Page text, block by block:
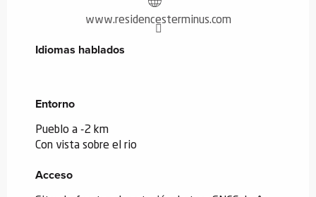
www.residencesterminus.com
Idiomas hablados
Idiomas hablados
Entorno
Entorno
Pueblo a -2 km
Con vista sobre el rio
Acceso
Acceso